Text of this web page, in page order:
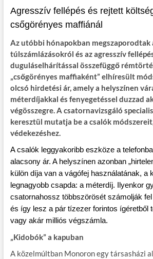
Agresszív fellépés és rejtett
csőgörényes maffiánál
Az utóbbi hónapokban megszaporodtak
túlszámlázásokról és az agresszív
duguláselhárítással összefüggő
„csőgörényes maffiaként” elhíresült
olcsó hirdetési ár, amely a helyszínen
méterdíjakkal és fenyegetéssel duzzad
végösszegre. A csatornavizsgáló
keresztül mutatja be a csalók
védekezéshez.
A csalók leggyakoribb eszköze a
alacsony ár. A helyszínen azonban
külön díja van a vágófej használatának, a
legnagyobb csapda: a méterdíj. Ilyenkor
csatornahossz többszörösét számolják
és így lesz a pár tízezer forintos ígéretből
vagy akár milliós végszámla.
„Kidobók” a kapuban
A közelmúltban Monoron egy társasházi